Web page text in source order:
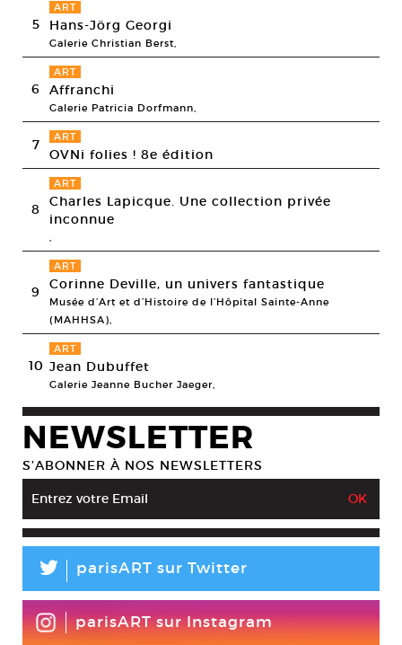
5
ART
Hans-Jörg Georgi
Galerie Christian Berst,
6
ART
Affranchi
Galerie Patricia Dorfmann,
7 ART
OVNi folies ! 8e édition
8
ART
Charles Lapicque. Une collection privée
inconnue
,
9
ART
Corinne Deville, un univers fantastique
Musée d’Art et d’Histoire de l’Hôpital Sainte-Anne
(MAHHSA),
10
ART
Jean Dubuffet
Galerie Jeanne Bucher Jaeger,
NEWSLETTER
S’ABONNER À NOS NEWSLETTERS
L parisART sur Twitter
parisART sur Instagram